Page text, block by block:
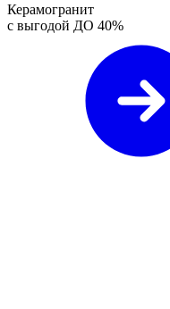
Керамогранит
с выгодой ДО 40%